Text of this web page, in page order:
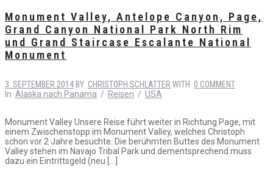
Monument Valley, Antelope Canyon, Page,
Grand Canyon National Park North Rim
und Grand Staircase Escalante National
Monument
3. SEPTEMBER 2014 BY CHRISTOPH SCHLATTER WITH 0 COMMENT
In Alaska nach Panama / Reisen / USA
Monument Valley Unsere Reise führt weiter in Richtung Page, mit
einem Zwischenstopp im Monument Valley, welches Christoph
schon vor 2 Jahre besuchte. Die berühmten Buttes des Monument
Valley stehen im Navajo Tribal Park und dementsprechend muss
dazu ein Eintrittsgeld (neu […]